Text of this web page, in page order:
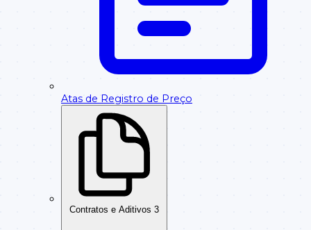
Atas de Registro de Preço
Contratos e Aditivos 3